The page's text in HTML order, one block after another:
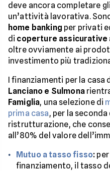
deve ancora completare
un’attività lavorativa.
home banking per privati
di coperture assicurative
oltre ovviamente ai
investimento più
I finanziamenti per la casa
Lanciano e Sulmona
Famiglia, una selezione di
prima casa, per la seconda
ristrutturazione, che
all’80% del valore
Mutuo a tasso fisso:
finanziamento, il tasso